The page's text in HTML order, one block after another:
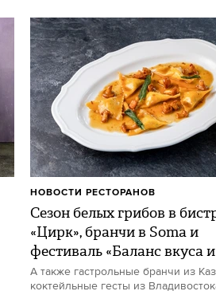
Сезон белых грибов в
«Цирк», бранчи в Soma и
фестиваль «Баланс вкуса
А также гастрольные бранчи из
коктейльные гесты из
НОВОСТИ РЕСТОРАНОВ